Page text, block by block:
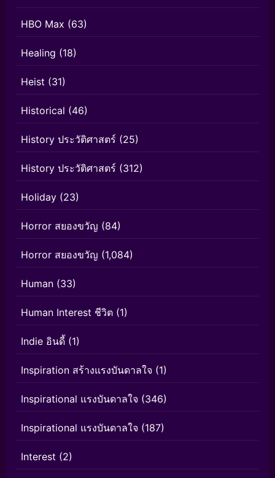
HBO Max (63)
Healing (18)
Heist (31)
Historical (46)
History ประวัติศาสตร์ (25)
History ประวัติศาสตร์ (312)
Holiday (23)
Horror สยองขวัญ (84)
Horror สยองขวัญ (1,084)
Human (33)
Human Interest ชีวิต (1)
Indie อินดี้ (1)
Inspiration สร้างแรงบันดาลใจ (1)
Inspirational แรงบันดาลใจ (346)
Inspirational แรงบันดาลใจ (187)
Interest (2)